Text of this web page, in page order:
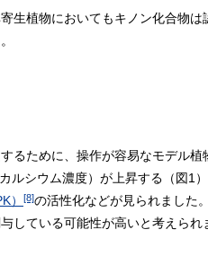
生植物においてもキノン化合物
ために、操作が容易なモデル植
カルシウム濃度）が上昇する（図1
） [8]の活性化などが見られました
している可能性が高いと考えられ